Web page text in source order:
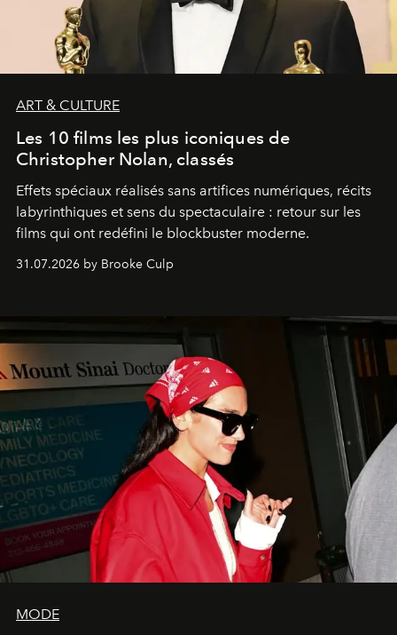
ART & CULTURE
Les 10 films les plus iconiques de
Christopher Nolan, classés
Effets spéciaux réalisés sans artifices numériques, récits
labyrinthiques et sens du spectaculaire : retour sur les
films qui ont redéfini le blockbuster moderne.
31.07.2026 by Brooke Culp
MODE